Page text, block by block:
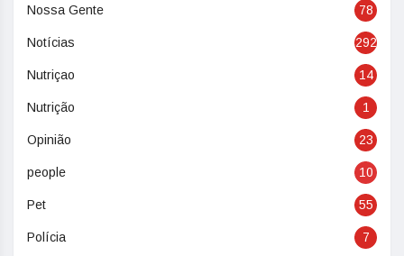
Nossa Gente 78
Notícias 292
Nutriçao 14
Nutrição 1
Opinião 23
people 10
Pet 55
Polícia 7